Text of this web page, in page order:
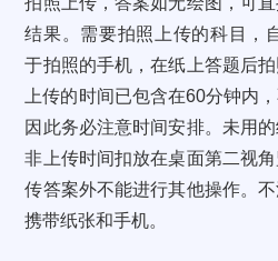
结果。需要拍照上传的科目，
于拍照的手机，在纸上答题后
上传的时间已包含在60分钟内
因此务必注意时间安排。未用
非上传时间扣放在桌面第二视
传答案外不能进行其他操作。
携带纸张和手机。